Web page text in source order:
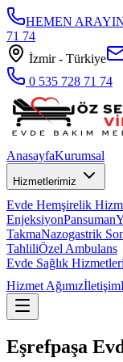
HEMEN
71 74
İzmir - Türkiye
0 535 728 71 74
AnasayfaKurumsal
Hizmetlerimiz
Evde Hemşirelik
EnjeksiyonPansuman
TakmaNazogastrik
TahliliÖzel Ambulans
Evde Sağlık Hizmetleri
Hizmet Ağımızİletişim
Eşrefpaşa